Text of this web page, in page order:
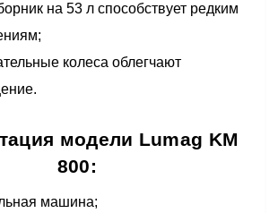
на 53 л способствует редким
колеса облегчают
модели Lumag KM
800:
машина;